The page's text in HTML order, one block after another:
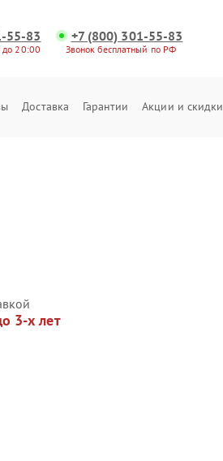
55-83
до 20:00
+7 (800) 301-55-83
Звонок бесплатный по РФ
Доставка Гарантии Акции и скидки
3-х лет